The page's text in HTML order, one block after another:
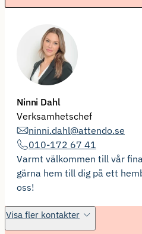
Ninni Dahl
Verksamhetschef
ninni.dahl@attendo.se
010-172 67 41
Varmt välkommen till vår
gärna hem till dig på ett
oss!
Visa fler kontakter